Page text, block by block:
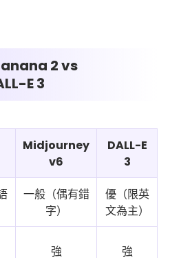
2 vs
E 3
Midjourney
v6
DALL-E
3
一般（偶有錯
字）
優（限英
文為主）
強 強